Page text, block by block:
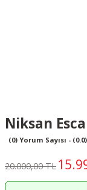
Niksan
(0) Yorum Sayısı -
20.000,00 TL